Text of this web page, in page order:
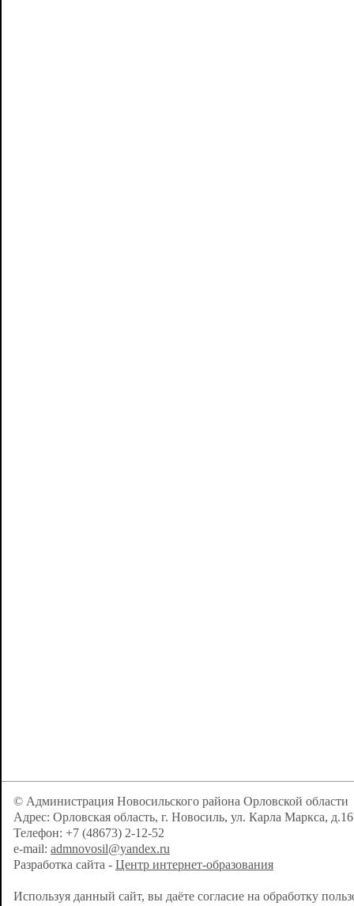
© Администрация Новосильского района Орловской области
Адрес: Орловская область, г. Новосиль, ул. Карла Маркса, д.16
Телефон: +7 (48673) 2-12-52
e-mail: admnovosil@yandex.ru
Разработка сайта - Центр интернет-образования
Используя данный сайт, вы даёте согласие на обработку